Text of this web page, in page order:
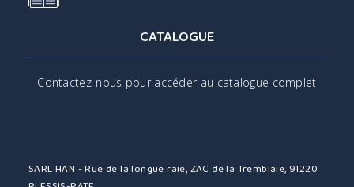
CATALOGUE
Contactez-nous pour accéder au catalogue complet
SARL HAN - Rue de la longue raie, ZAC de la Tremblaie, 91220